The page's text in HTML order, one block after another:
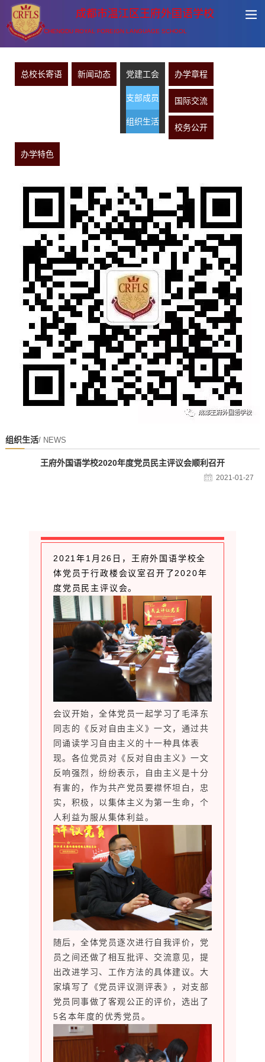
成都市温江区王府外国语学校
CHENGDU ROYAL FOREIGN LANGUAGE SCHOOL
总校长寄语 新闻动态 党建工会
支部成员
组织生活
办学章程
国际交流
校务公开
办学特色
组织生活/ NEWS
王府外国语学校2020年度党员民主评议会顺利召开
2021-01-27
2021年1月26日，王府外国语学校全
体党员于行政楼会议室召开了2020年
度党员民主评议会。
会议开始，全体党员一起学习了毛泽东
同志的《反对自由主义》一文，通过共
同诵读学习自由主义的十一种具体表
现。各位党员对《反对自由主义》一文
反响强烈，纷纷表示，自由主义是十分
有害的，作为共产党员要襟怀坦白，忠
实，积极，以集体主义为第一生命，个
人利益为服从集体利益。
随后，全体党员逐次进行自我评价，党
员之间还做了相互批评、交流意见，提
出改进学习、工作方法的具体建议。大
家填写了《党员评议测评表》，对支部
党员同事做了客观公正的评价，选出了
5名本年度的优秀党员。